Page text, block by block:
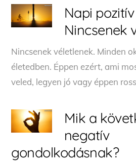
Napi
Nincsenek
Nincsenek véletlenek. Minden
életedben. Éppen ezért, ami
veled, legyen jó vagy éppen
Mik a
negatív
gondolkodásnak?